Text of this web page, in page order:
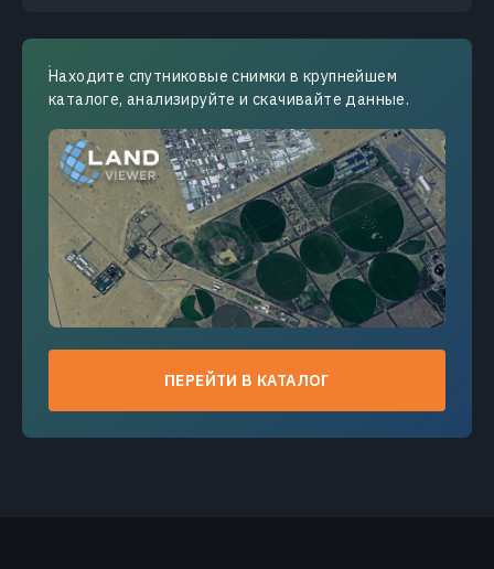
Находите спутниковые снимки в крупнейшем
каталоге, анализируйте и скачивайте данные.
ПЕРЕЙТИ В КАТАЛОГ